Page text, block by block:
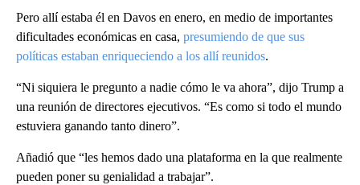
Pero allí estaba él en Davos en enero, en medio de importantes
dificultades económicas en casa, presumiendo de que sus
políticas estaban enriqueciendo a los allí reunidos.
“Ni siquiera le pregunto a nadie cómo le va ahora”, dijo Trump a
una reunión de directores ejecutivos. “Es como si todo el mundo
estuviera ganando tanto dinero”.
Añadió que “les hemos dado una plataforma en la que realmente
pueden poner su genialidad a trabajar”.